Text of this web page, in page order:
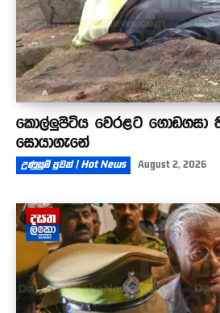
කොල්ලුපිටිය වෙරළට
සොයාගැනේ
උණුසුම් පුවත් | Hot News August 2, 2026